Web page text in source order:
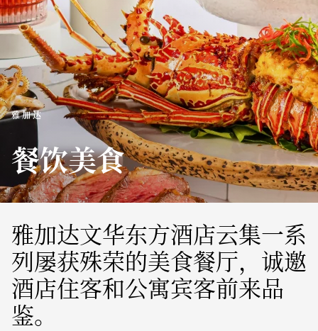
雅加达
餐饮美食
雅加达文华东方酒店云集一系
列屡获殊荣的美食餐厅，诚邀
酒店住客和公寓宾客前来品
鉴。